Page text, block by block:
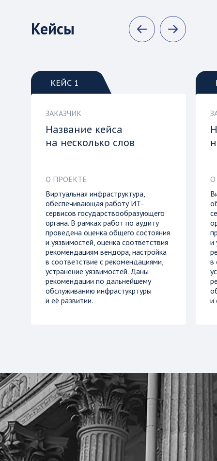
Кейсы
КЕЙС 1
Виртуальная инфраструктура,
обеспечивающая работу ИТ-
сервисов государствообразующего
органа. В рамках работ по аудиту
проведена оценка общего состояния
и уязвимостей, оценка соответствия
рекомендациям вендора, настройка
в соответствие с рекомендациями,
устранение уязвимостей. Даны
рекомендации по дальнейшему
обслуживанию инфрастукртуры
и её развитии.
и
в
и
ЗАКАЗЧИК
О ПРОЕКТЕ О
Название кейса
на несколько слов